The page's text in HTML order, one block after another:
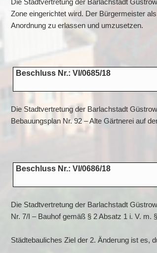
Die Stadtvertretung der Barlachstadt
Zone eingerichtet wird. Der Bürgermeister
Anordnung zu erlassen und umzusetzen.
Beschluss Nr.: VI/0685/18
Die Stadtvertretung der Barlachstadt
Bebauungsplan Nr. 92 – Alte Gärtnerei auf
Beschluss Nr.: VI/0686/18
Die Stadtvertretung der Barlachstadt
Nr. 7/I – Bauhof gemäß § 2 Absatz 1 i. V. m.
Städtebauliches Ziel der 2. Änderung ist es,